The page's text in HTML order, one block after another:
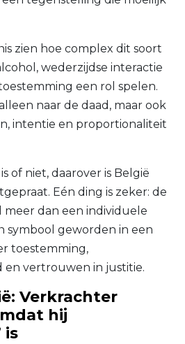
zien hoe complex dit soort
wederzijdse interactie
een rol spelen.
naar de daad, maar ook
intentie en proportionaliteit
of niet, daarover is België
Eén ding is zeker: de
meer dan een individuele
symbool geworden in een
toestemming,
vertrouwen in justitie.
Verkrachter
hij
is